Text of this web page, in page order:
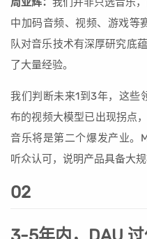
中加码音频、视频、游戏等
队对音乐技术有深厚研究底
了大量经验。
我们判断未来1到3年，这些
布的视频大模型已出现拐点
音乐将是第二个爆发产业。
听众认可，说明产品具备大
02